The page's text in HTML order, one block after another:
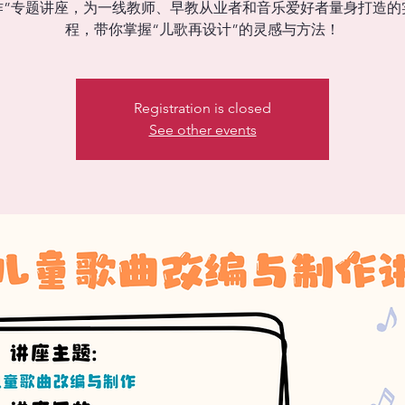
专题讲座，为一线教师、早教从业者和音乐爱好者量身打造
程，带你掌握“儿歌再设计”的灵感与方法！
Registration is closed
See other events